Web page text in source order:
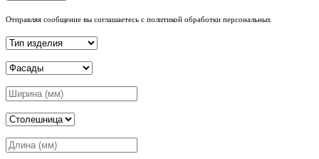
Отправляя сообщение вы соглашаетесь с политикой обработки персональных